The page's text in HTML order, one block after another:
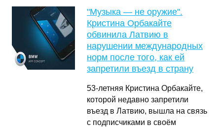
"Музыка — не оружие".
Кристина Орбакайте
обвинила Латвию в
нарушении международных
норм после того, как ей
запретили въезд в страну
53-летняя Кристина Орбакайте,
которой недавно запретили
въезд в Латвию, вышла на связь
с подписчиками в своём